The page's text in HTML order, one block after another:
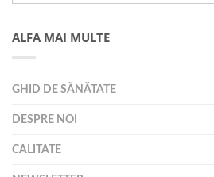
ALFA MAI MULTE
GHID DE SĂNĂTATE
DESPRE NOI
CALITATE